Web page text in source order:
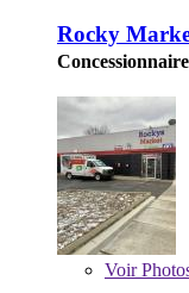
Rocky
Voir